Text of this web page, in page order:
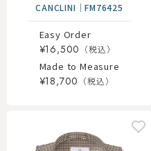
CANCLINI ｜FM76425
Easy Order
¥16,500
Made to Measure
¥18,700